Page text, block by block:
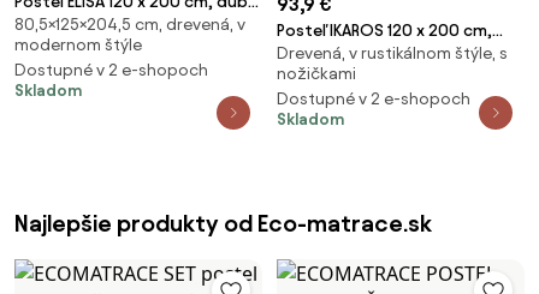
lanýž Rošt: Bez roštu, Matrac:
Bez matraca
80,5×125×204,5 cm, drevená, v
modernom štýle
Dostupné v 2 e-shopoch
Skladom
93,9 €
Posteľ IKAROS 120 x 200 cm,
biela/dub sonoma Rošt: Bez
roštu, Matrac: Bez matraca
Drevená, v rustikálnom štýle, s
nožičkami
Dostupné v 2 e-shopoch
Skladom
Najlepšie produkty od Eco-matrace.sk